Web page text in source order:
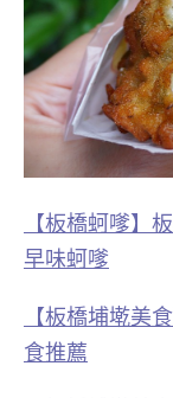
【板橋蚵嗲】
早味蚵嗲
【板橋埔墘美
食推薦